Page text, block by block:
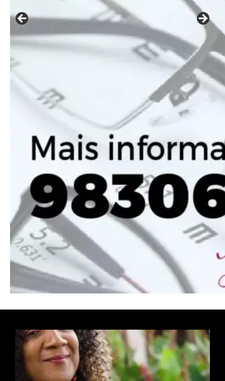
Free
Etiam est nibh, lobortis sit
Praesent euismod ac
Ut mollis pellentesque tortor
Nullam eu erat condimentum
Donec quis est ac felis
Orci varius natoque dolor
Pro
Full member access:
Etiam est nibh, lobortis sit
Praesent euismod ac
Ut mollis pellentesque tortor
Nullam eu erat condimentum
Orci varius natoque dolor